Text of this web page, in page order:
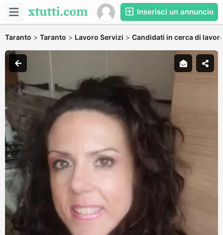
Inserisci un annuncio
Taranto > Taranto > Lavoro Servizi > Candidati in cerca di